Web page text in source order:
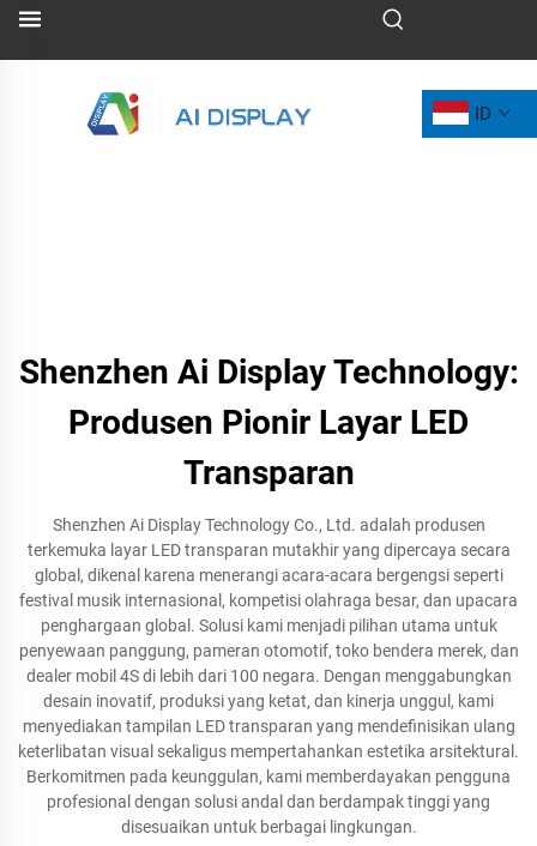
ID
Shenzhen Ai Display Technology:
Produsen Pionir Layar LED
Transparan
Shenzhen Ai Display Technology Co., Ltd. adalah produsen
terkemuka layar LED transparan mutakhir yang dipercaya secara
global, dikenal karena menerangi acara-acara bergengsi seperti
festival musik internasional, kompetisi olahraga besar, dan upacara
penghargaan global. Solusi kami menjadi pilihan utama untuk
penyewaan panggung, pameran otomotif, toko bendera merek, dan
dealer mobil 4S di lebih dari 100 negara. Dengan menggabungkan
desain inovatif, produksi yang ketat, dan kinerja unggul, kami
menyediakan tampilan LED transparan yang mendefinisikan ulang
keterlibatan visual sekaligus mempertahankan estetika arsitektural.
Berkomitmen pada keunggulan, kami memberdayakan pengguna
profesional dengan solusi andal dan berdampak tinggi yang
disesuaikan untuk berbagai lingkungan.